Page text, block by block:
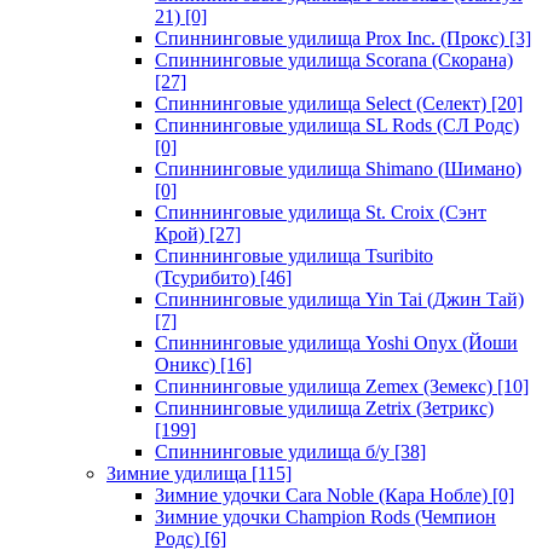
21) [0]
Спиннинговые удилища Prox Inc. (Прокс) [3]
Спиннинговые удилища Scorana (Скорана)
[27]
Спиннинговые удилища Select (Селект) [20]
Спиннинговые удилища SL Rods (СЛ Родс)
[0]
Спиннинговые удилища Shimano (Шимано)
[0]
Спиннинговые удилища St. Croix (Сэнт
Крой) [27]
Спиннинговые удилища Tsuribito
(Тсурибито) [46]
Спиннинговые удилища Yin Tai (Джин Тай)
[7]
Спиннинговые удилища Yoshi Onyx (Йоши
Оникс) [16]
Спиннинговые удилища Zemex (Земекс) [10]
Спиннинговые удилища Zetrix (Зетрикс)
[199]
Спиннинговые удилища б/у [38]
Зимние удилища [115]
Зимние удочки Cara Noble (Кара Нобле) [0]
Зимние удочки Champion Rods (Чемпион
Родс) [6]